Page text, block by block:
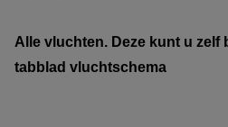
Alle vluchten. Deze kunt u zelf
tabblad vluchtschema